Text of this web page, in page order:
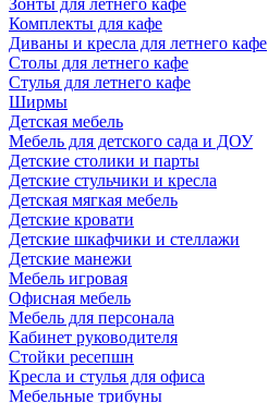
Зонты для летнего кафе
Комплекты для кафе
Диваны и кресла для летнего кафе
Столы для летнего кафе
Стулья для летнего кафе
Ширмы
Детская мебель
Мебель для детского сада и ДОУ
Детские столики и парты
Детские стульчики и кресла
Детская мягкая мебель
Детские кровати
Детские шкафчики и стеллажи
Детские манежи
Мебель игровая
Офисная мебель
Мебель для персонала
Кабинет руководителя
Стойки ресепшн
Кресла и стулья для офиса
Мебельные трибуны